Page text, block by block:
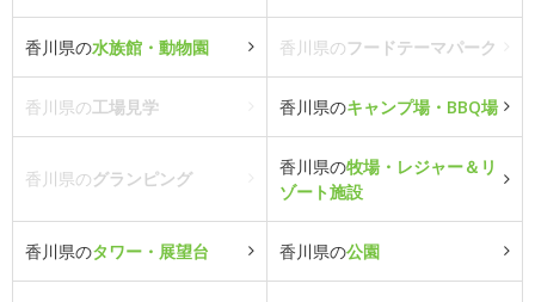
香川県の水族館・動物園 香川県のフードテーマパーク
香川県の工場見学 香川県のキャンプ場・BBQ場
香川県のグランピング
香川県の牧場・レジャー＆リ
ゾート施設
香川県のタワー・展望台 香川県の公園